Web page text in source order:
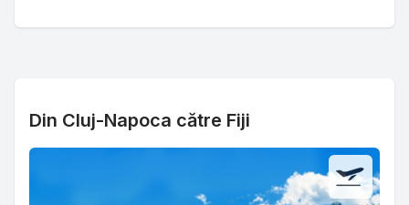
Din Cluj-Napoca către Fiji